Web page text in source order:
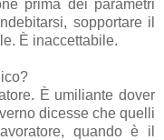
prima dei parametri
sopportare il
È inaccettabile.
È umiliante dover
dicesse che quelli
quando è il